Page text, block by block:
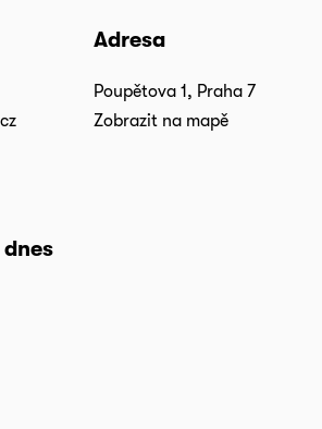
Adresa
Poupětova 1, Praha 7
Zobrazit na mapě